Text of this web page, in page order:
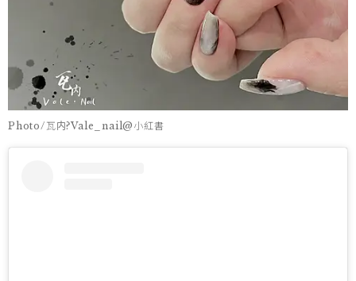
Photo/瓦内?Vale_nail@小紅書